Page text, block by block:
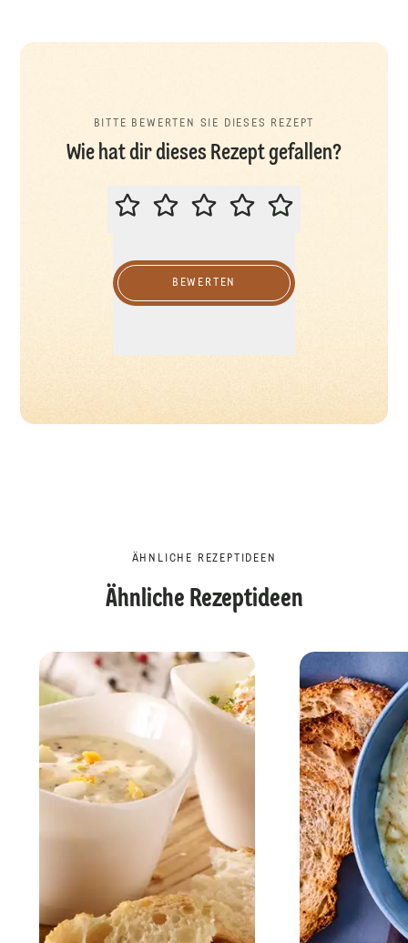
BITTE BEWERTEN SIE DIESES REZEPT
Wie hat dir dieses Rezept gefallen?
BITTE BEWERTEN SIE DIESES
BEWERTEN
ÄHNLICHE REZEPTIDEEN
Ähnliche Rezeptideen